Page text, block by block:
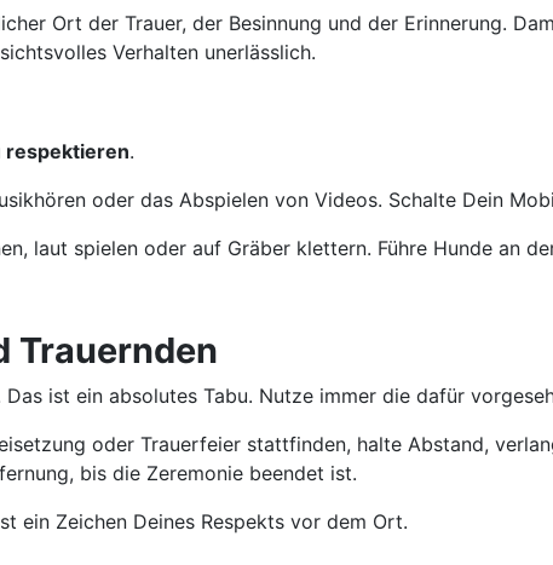
Ort der Trauer, der Besinnung und der Erinnerung.
Verhalten unerlässlich.
respektieren.
oder das Abspielen von Videos. Schalte Dein
laut spielen oder auf Gräber klettern. Führe Hunde an
Trauernden
ist ein absolutes Tabu. Nutze immer die dafür
oder Trauerfeier stattfinden, halte Abstand,
bis die Zeremonie beendet ist.
ein Zeichen Deines Respekts vor dem Ort.